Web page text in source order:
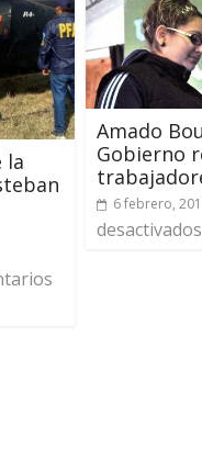
la
Amado
Gobierno
6 febrero,
desactivados